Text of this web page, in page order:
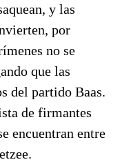
y las
por
no se
que las
del partido Baas.
de firmantes
encuentran entre